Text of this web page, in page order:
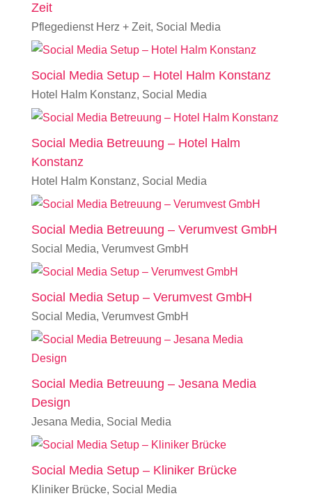
Zeit
Pflegedienst Herz + Zeit, Social Media
Social Media Setup – Hotel Halm Konstanz
Hotel Halm Konstanz, Social Media
Social Media Betreuung – Hotel Halm
Konstanz
Hotel Halm Konstanz, Social Media
Social Media Betreuung – Verumvest GmbH
Social Media, Verumvest GmbH
Social Media Setup – Verumvest GmbH
Social Media, Verumvest GmbH
Social Media Betreuung – Jesana Media
Design
Jesana Media, Social Media
Social Media Setup – Kliniker Brücke
Kliniker Brücke, Social Media